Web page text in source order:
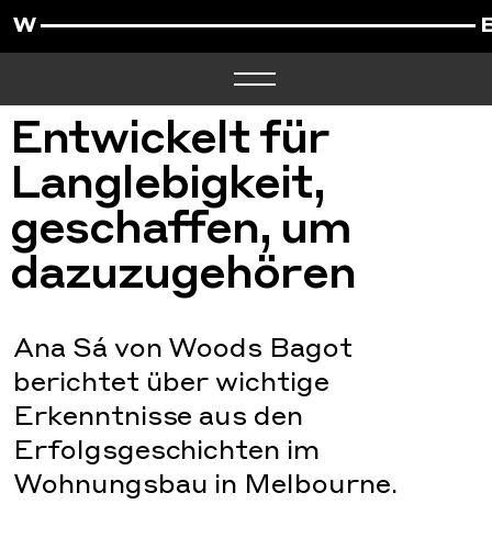
Entwickelt für
Langlebigkeit,
geschaffen, um
dazuzugehören
Ana Sá von Woods Bagot
berichtet über wichtige
Erkenntnisse aus den
Erfolgsgeschichten im
Wohnungsbau in Melbourne.